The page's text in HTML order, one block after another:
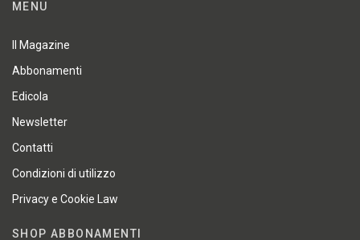
MENU
Il Magazine
Abbonamenti
Edicola
Newsletter
Contatti
Condizioni di utilizzo
Privacy e Cookie Law
SHOP ABBONAMENTI